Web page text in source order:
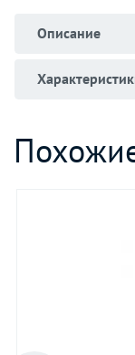
Описание